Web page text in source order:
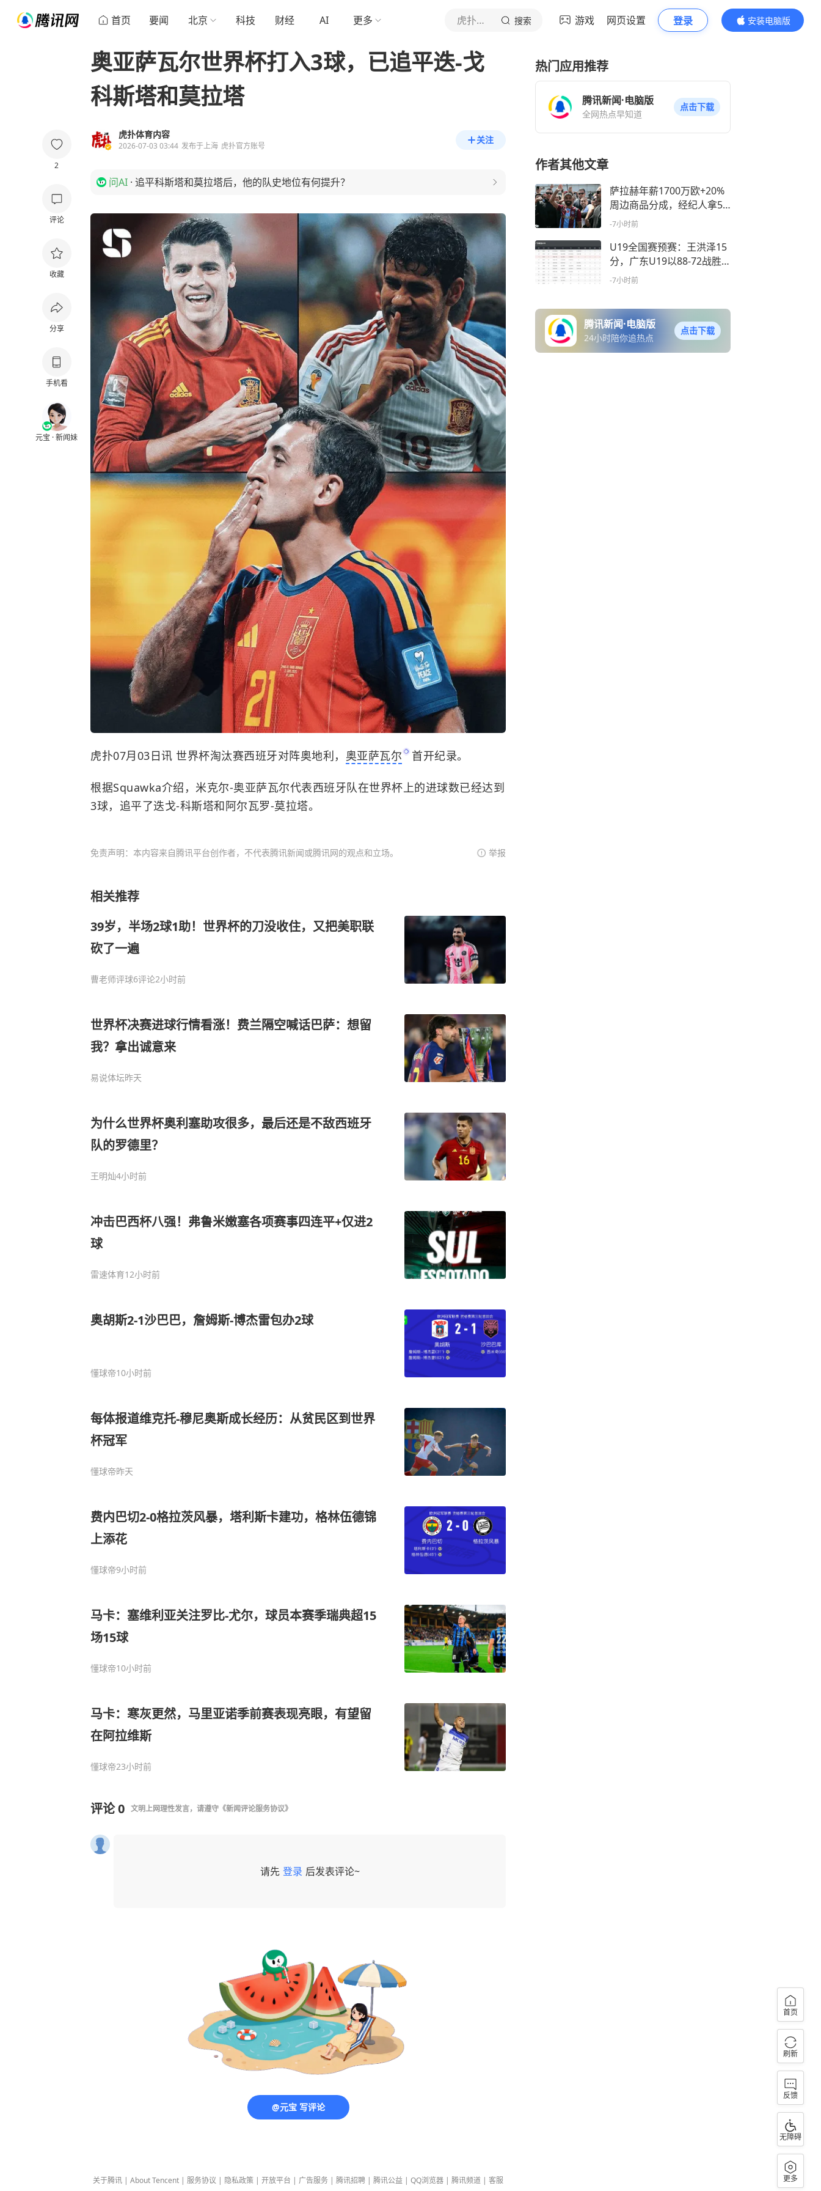
首页 要闻 北京 科技 财经 AI 更多 虎扑体育内容 搜索 游戏 网页设置 登录
安装电脑版
内容更精彩
2
评论
收藏
分享
手机看
元宝 · 新闻妹
奥亚萨瓦尔世界杯打入3球，已追平迭-戈
科斯塔和莫拉塔
虎扑体育内容
2026-07-03 03:44 发布于上海 虎扑官方账号
关注
问AI · 追平科斯塔和莫拉塔后，他的队史地位有何提升？
虎扑07月03日讯 世界杯淘汰赛西班牙对阵奥地利， 奥亚萨瓦尔 首开纪录。
根据Squawka介绍，米克尔-奥亚萨瓦尔代表西班牙队在世界杯上的进球数已经达到
3球，追平了迭戈-科斯塔和阿尔瓦罗-莫拉塔。
免责声明：本内容来自腾讯平台创作者，不代表腾讯新闻或腾讯网的观点和立场。 举报
相关推荐
39岁，半场2球1助！世界杯的刀没收住，又把美职联
砍了一遍
曹老师评球6评论2小时前
世界杯决赛进球行情看涨！费兰隔空喊话巴萨：想留
我？拿出诚意来
易说体坛昨天
为什么世界杯奥利塞助攻很多，最后还是不敌西班牙
队的罗德里？
王明灿4小时前
冲击巴西杯八强！弗鲁米嫩塞各项赛事四连平+仅进2
球
雷速体育12小时前
奥胡斯2-1沙巴巴，詹姆斯-博杰雷包办2球
懂球帝10小时前
每体报道维克托-穆尼奥斯成长经历：从贫民区到世界
杯冠军
懂球帝昨天
费内巴切2-0格拉茨风暴，塔利斯卡建功，格林伍德锦
上添花
懂球帝9小时前
马卡：塞维利亚关注罗比-尤尔，球员本赛季瑞典超15
场15球
懂球帝10小时前
马卡：寒灰更然，马里亚诺季前赛表现亮眼，有望留
在阿拉维斯
懂球帝23小时前
评论0 文明上网理性发言，请遵守 《新闻评论服务协议》
请先 登录 后发表评论~
@元宝 写评论
关于腾讯 | About Tencent | 服务协议 | 隐私政策 | 开放平台 | 广告服务 | 腾讯招聘 | 腾讯公益 | QQ浏览器 | 腾讯频道 | 客服
热门应用推荐
腾讯新闻·电脑版
全网热点早知道
点击下载
作者其他文章
萨拉赫年薪1700万欧+20%
周边商品分成，经纪人拿5%
收入
-7小时前
U19全国赛预赛：王洪泽15
分，广东U19以88-72战胜
四川U19
-7小时前
腾讯新闻·电脑版
24小时陪你追热点
点击下载
首页
刷新
反馈
无障碍
更多